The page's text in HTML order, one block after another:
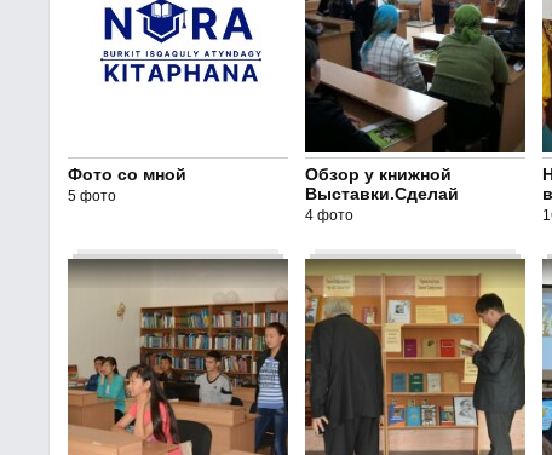
Фото со мной
5 фото
Обзор у книжной
Выставки.Сделай
4 фото